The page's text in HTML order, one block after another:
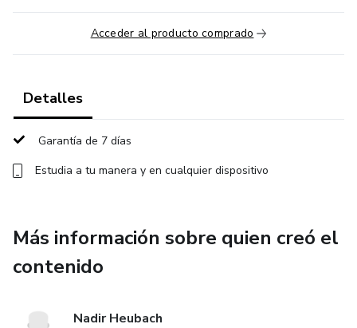
Les recomendamos unirse para aprovechar al máximo esta
formación y resolver todas sus dudas en un espacio de
interacción directa. ¡Nos encantaría contar con su
Acceder al producto comprado
Detalles
Garantía de 7 días
Estudia a tu manera y en cualquier dispositivo
Más información sobre quien creó el
contenido
Nadir Heubach